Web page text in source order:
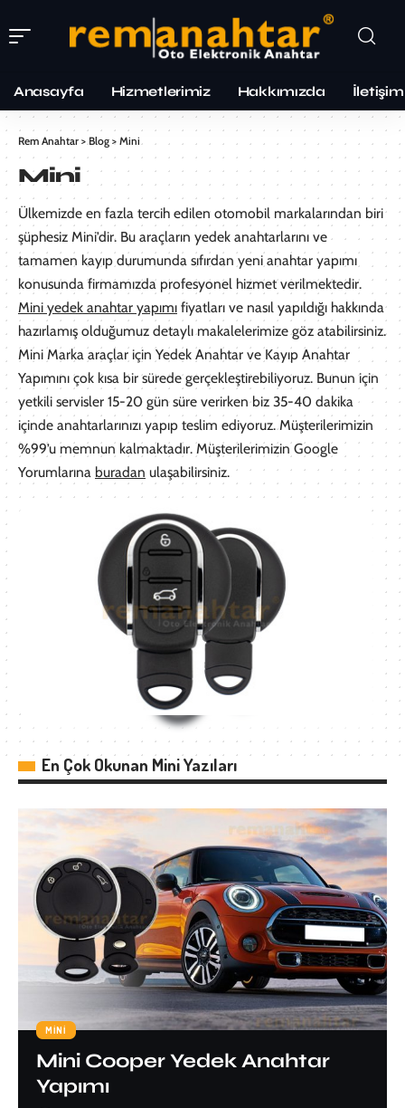
Anasayfa Hizmetlerimiz Hakkımızda İletişim
Rem Anahtar >Blog > Mini
Mini
Ülkemizde en fazla tercih edilen otomobil markalarından biri
şüphesiz Mini’dir. Bu araçların yedek anahtarlarını ve
tamamen kayıp durumunda sıfırdan yeni anahtar yapımı
konusunda firmamızda profesyonel hizmet verilmektedir.
Mini yedek anahtar yapımı fiyatları ve nasıl yapıldığı hakkında
hazırlamış olduğumuz detaylı makalelerimize göz atabilirsiniz.
Mini Marka araçlar için Yedek Anahtar ve Kayıp Anahtar
Yapımını çok kısa bir sürede gerçekleştirebiliyoruz. Bunun için
yetkili servisler 15-20 gün süre verirken biz 35-40 dakika
içinde anahtarlarınızı yapıp teslim ediyoruz. Müşterilerimizin
%99’u memnun kalmaktadır. Müşterilerimizin Google
Yorumlarına buradan ulaşabilirsiniz.
En Çok Okunan Mini Yazıları
MINI
Mini Cooper Yedek Anahtar
Yapımı